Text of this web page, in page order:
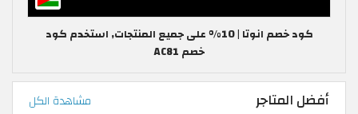
كود خصم انوتا | 10% على جميع المنتجات, استخدم كود
خصم AC81
أفضل المتاجر مشاهدة الكل